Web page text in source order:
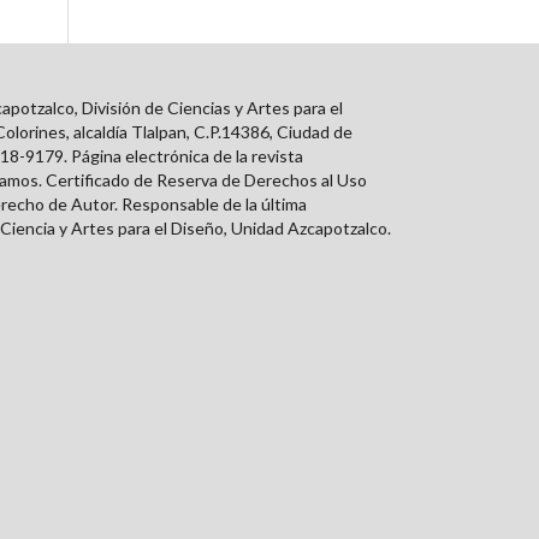
División de Ciencias y Artes para el
alcaldía Tlalpan, C.P.14386, Ciudad de
9179. Página electrónica de la revista
Certificado de Reserva de Derechos al Uso
de Autor. Responsable de la última
y Artes para el Diseño, Unidad Azcapotzalco.